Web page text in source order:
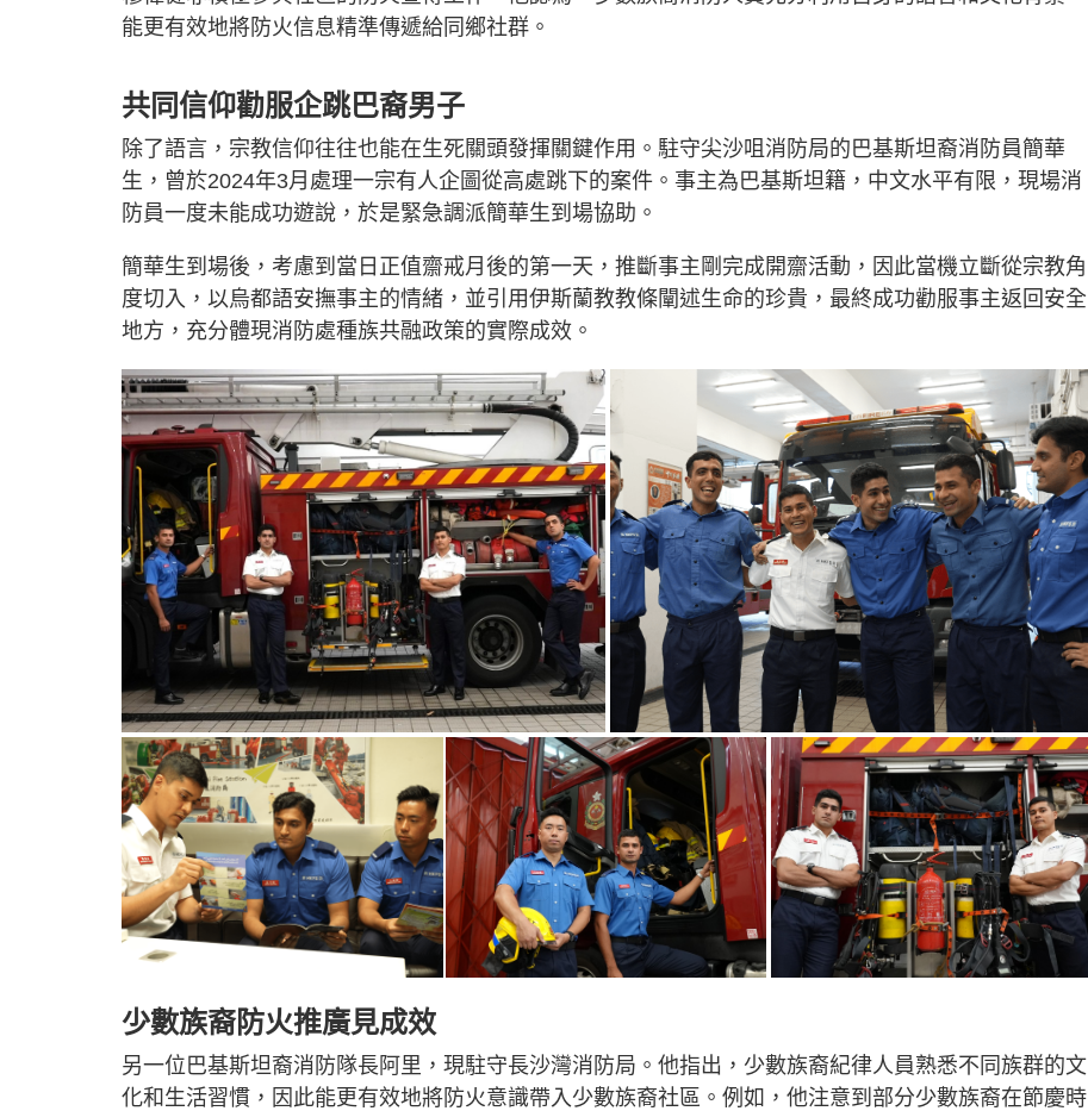
能更有效地將防火信息精準傳遞給同鄉社群。
共同信仰勸服企跳巴裔男子
除了語言，宗教信仰往往也能在生死關頭發揮關鍵作用。駐守尖沙咀消防局的巴基斯坦裔消防員簡華
生，曾於2024年3月處理一宗有人企圖從高處跳下的案件。事主為巴基斯坦籍，中文水平有限，現場消
防員一度未能成功遊說，於是緊急調派簡華生到場協助。
簡華生到場後，考慮到當日正值齋戒月後的第一天，推斷事主剛完成開齋活動，因此當機立斷從宗教角
度切入，以烏都語安撫事主的情緒，並引用伊斯蘭教教條闡述生命的珍貴，最終成功勸服事主返回安全
地方，充分體現消防處種族共融政策的實際成效。
少數族裔防火推廣見成效
另一位巴基斯坦裔消防隊長阿里，現駐守長沙灣消防局。他指出，少數族裔紀律人員熟悉不同族群的文
化和生活習慣，因此能更有效地將防火意識帶入少數族裔社區。例如，他注意到部分少數族裔在節慶時